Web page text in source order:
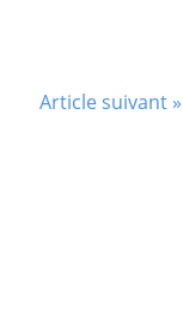
Article suivant »